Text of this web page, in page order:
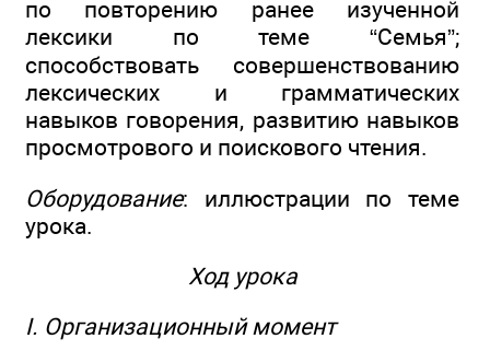
по повторению ранее изученной
лексики по теме “Семья”;
способствовать совершенствованию
лексических и грамматических
навыков говорения, развитию навыков
просмотрового и поискового чтения.
Оборудование: иллюстрации по теме
урока.
Ход урока
I. Организационный момент